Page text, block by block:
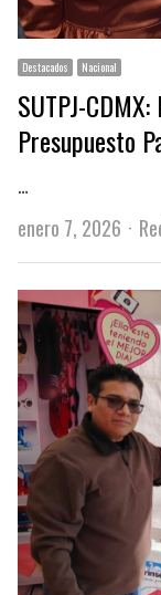
Destacados Nacional
SUTPJ-
Presupuesto
…
enero 7, 2026